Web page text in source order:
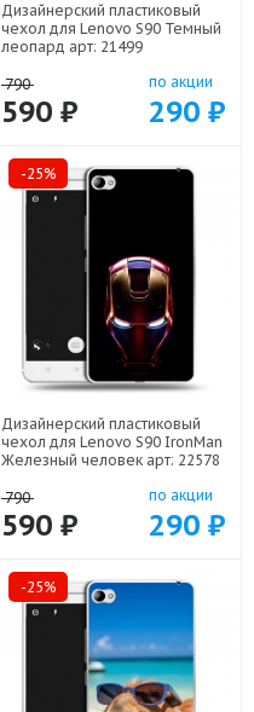
Дизайнерский пластиковый
чехол для Lenovo S90 Темный
леопард арт: 21499
790
590 ₽
по акции
290 ₽
-25%
Дизайнерский пластиковый
чехол для Lenovo S90 IronMan
Железный человек арт: 22578
790
590 ₽
по акции
290 ₽
-25%